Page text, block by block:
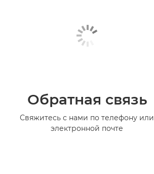
Обратная связь
Свяжитесь с нами по телефону или
электронной почте